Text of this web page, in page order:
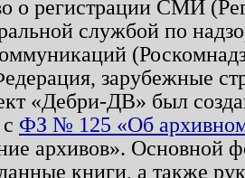
о регистрации СМИ
службой по
зарубежные
«Дебри-ДВ» был
ФЗ № 125 «Об
архивов». Основной
книги, а также